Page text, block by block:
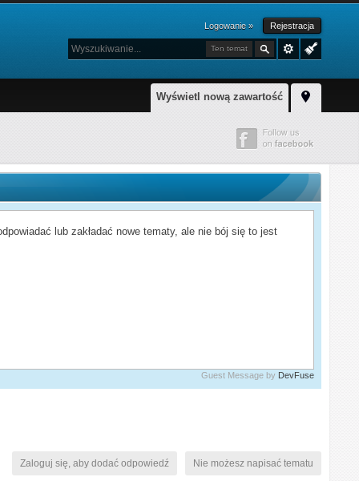
Logowanie » Rejestracja
Ten temat
Wyświetl nową zawartość
lub zakładać nowe tematy, ale nie bój się to jest
Guest Message by DevFuse
Nie możesz napisać tematu
Zaloguj się, aby dodać odpowiedź